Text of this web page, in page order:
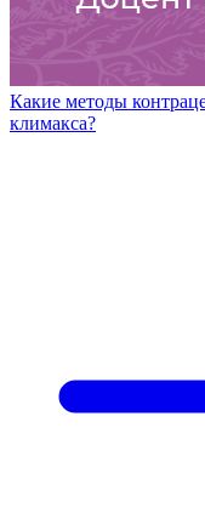
Какие методы
климакса?